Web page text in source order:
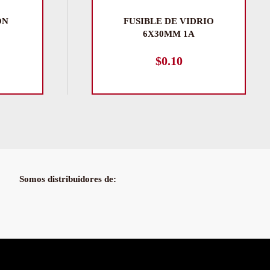
FUSIBLE DE VIDRIO
6X30MM 1A
$0.10
Somos distribuidores de: